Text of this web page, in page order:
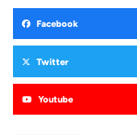
Facebook
Twitter
Youtube